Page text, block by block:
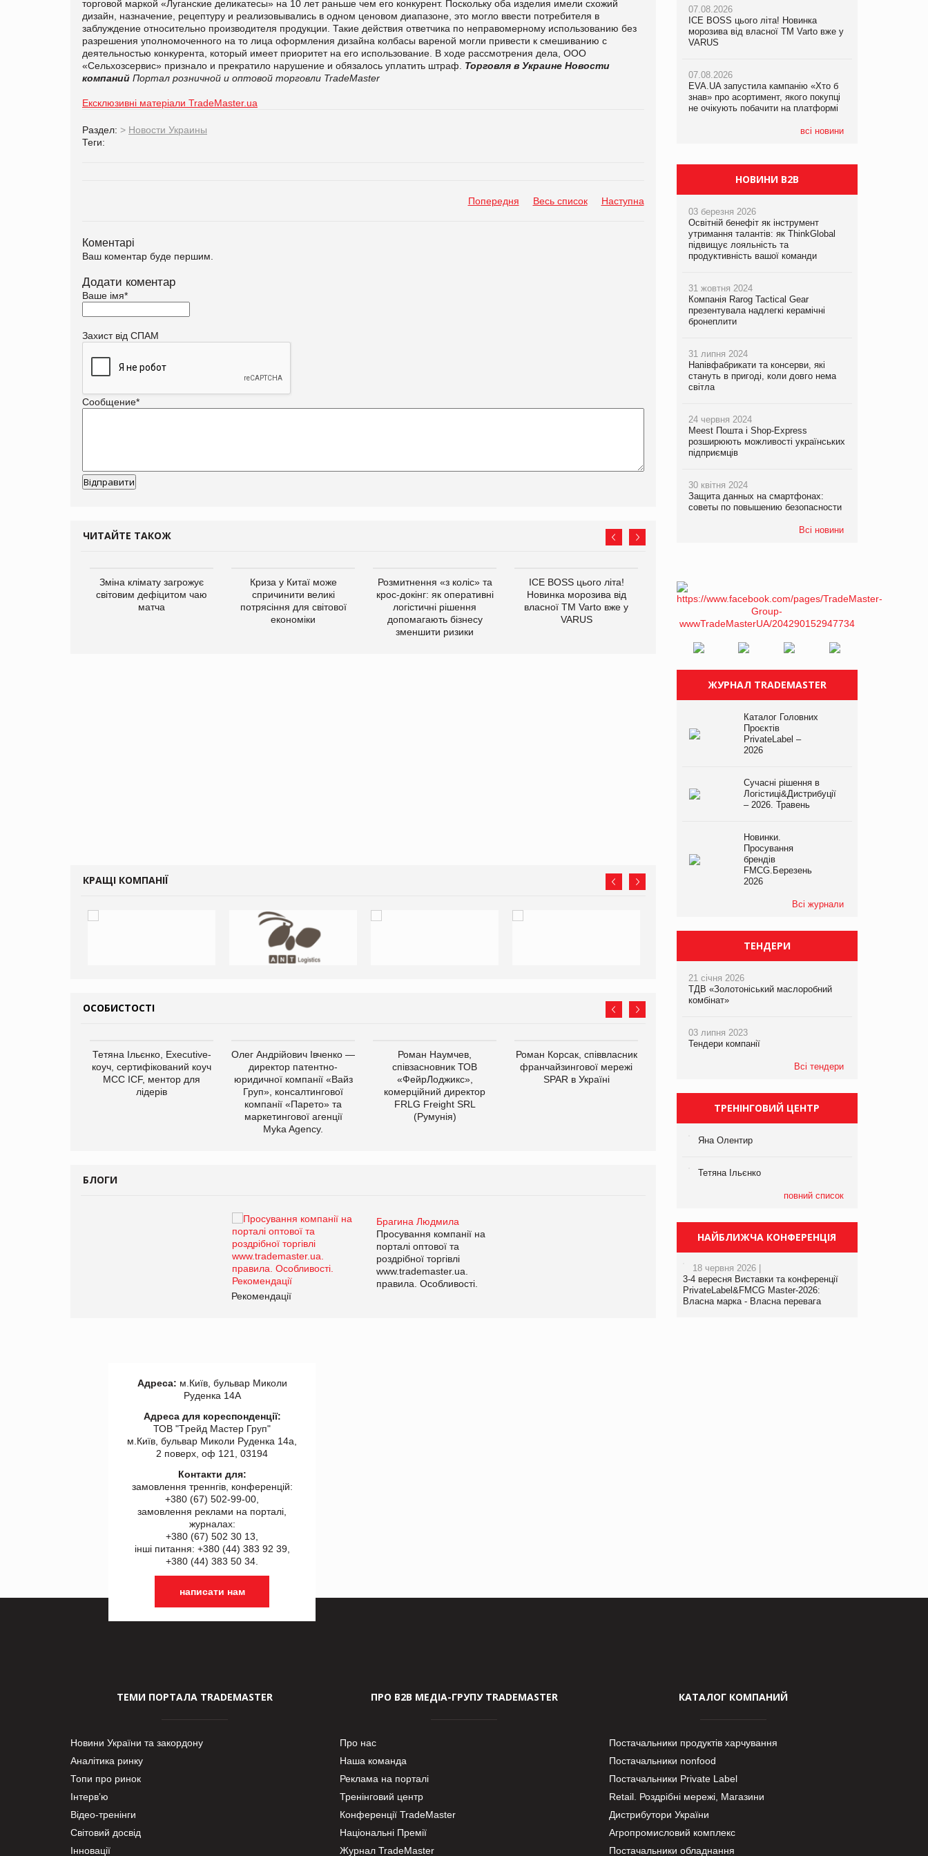
торговой маркой «Луганские деликатесы» на 10 лет раньше чем его конкурент. Поскольку оба изделия имели схожий
дизайн, назначение, рецептуру и реализовывались в одном ценовом диапазоне, это могло ввести потребителя в
заблуждение относительно производителя продукции. Такие действия ответчика по неправомерному использованию без
разрешения уполномоченного на то лица оформления дизайна колбасы вареной могли привести к смешиванию с
деятельностью конкурента, который имеет приоритет на его использование. В ходе рассмотрения дела, ООО
«Сельхозсервис» признало и прекратило нарушение и обязалось уплатить штраф. Торговля в Украине Новости
компаний Портал розничной и оптовой торговли TradeMaster
Ексклюзивні матеріали TradeMaster.ua
Раздел: > Новости Украины
Теги:
Попередня Весь список Наступна
Коментарі
Ваш коментар буде першим.
Додати коментар
Ваше імя*
Захист від СПАМ
Сообщение*
ЧИТАЙТЕ ТАКОЖ
Зміна клімату загрожує
світовим дефіцитом чаю
матча
Криза у Китаї може
спричинити великі
потрясіння для світової
економіки
Розмитнення «з коліс» та
крос-докінг: як оперативні
логістичні рішення
допомагають бізнесу
зменшити ризики
ICE BOSS цього літа!
Новинка морозива від
власної ТМ Varto вже у
VARUS
EVA.UA запустила
кампанію «Хто б знав» про
асортимент, якого покупці
не очікують побачити на
збиток у першому півріччі
КРАЩІ КОМПАНІЇ
ОСОБИСТОСТІ
Тетяна Ільєнко, Executive-
коуч, сертифікований коуч
МСС ICF, ментор для
лідерів
Олег Андрійович Івченко —
директор патентно-
юридичної компанії «Вайз
Груп», консалтингової
компанії «Парето» та
маркетингової агенції
Myka Agency.
Роман Наумчев,
співзасновник ТОВ
«ФейрЛоджикс»,
комерційний директор
FRLG Freight SRL
(Румунія)
Роман Корсак, співвласник
франчайзингової мережі
SPAR в Україні
виробництва
компанії «УкраМарин»
БЛОГИ
Брагина Людмила
Просування компанії на
порталі оптової та
роздрібної торгівлі
www.trademaster.ua.
правила. Особливості.
Рекомендації
Брагина Людмила
Просування компанії на
www.trademaster.ua.
правила. Особливості.
07.08.2026
ICE BOSS цього літа! Новинка
морозива від власної ТМ Varto вже у
VARUS
07.08.2026
EVA.UA запустила кампанію «Хто б
знав» про асортимент, якого покупці
не очікують побачити на платформі
всі новини
06.08.2026
Смачна новинка для хвостатих: у
VARUS з’явилися паучі Varto Paw
05.08.2026
Мережа супермаркетів VARUS купує
мережу магазинів формату
компанія налічуватиме 374 магазини
07.08.2026
Франція заборонила рекламні дзвінки
НОВИНИ B2B
03 березня 2026
Освітній бенефіт як інструмент
утримання талантів: як ThinkGlobal
підвищує лояльність та
продуктивність вашої команди
31 жовтня 2024
Компанія Rarog Tactical Gear
презентувала надлегкі керамічні
бронеплити
31 липня 2024
Напівфабрикати та консерви, які
стануть в пригоді, коли довго нема
світла
24 червня 2024
Meest Пошта і Shop-Express
розширюють можливості українських
підприємців
30 квітня 2024
Защита данных на смартфонах:
советы по повышению безопасности
Всі новини
ЖУРНАЛ TRADEMASTER
Каталог Головних
Проєктів
PrivateLabel –
2026
Сучасні рішення в
Логістиці&Дистрибуції
– 2026. Травень
Новинки.
Просування
брендів
FMCG.Березень
2026
Всі журнали
ТЕНДЕРИ
21 січня 2026
ТДВ «Золотоніський маслоробний
комбінат»
03 липня 2023
Тендери компанії
Всі тендери
ТРЕНІНГОВИЙ ЦЕНТР
Яна Олентир
Тетяна Ільєнко
повний список
НАЙБЛИЖЧА КОНФЕРЕНЦІЯ
18 червня 2026 |
3-4 вересня Виставки та конференції
PrivateLabel&FMCG Master-2026:
Власна марка - Власна перевага
Адреса: м.Київ, бульвар Миколи
Руденка 14А
Адреса для кореспонденції:
ТОВ "Tрейд Мастер Груп"
м.Київ, бульвар Миколи Руденка 14а,
2 поверх, оф 121, 03194
Контакти для:
замовлення треннгів, конференцій:
+380 (67) 502-99-00,
замовлення реклами на порталі,
журналах:
+380 (67) 502 30 13,
інші питання: +380 (44) 383 92 39,
+380 (44) 383 50 34.
написати нам
ТЕМИ ПОРТАЛА TRADEMASTER
Новини України та закордону
Аналітика ринку
Топи про ринок
Інтерв’ю
Відео-тренінги
Світовий досвід
Інновації
ПРО В2В МЕДІА-ГРУПУ TRADEMASTER
Про нас
Наша команда
Реклама на порталі
Тренінговий центр
Конференції TradeMaster
Національні Премії
Журнал TradeMaster
КАТАЛОГ КОМПАНИЙ
Постачальники продуктів харчування
Постачальники nonfood
Постачальники Private Label
Retail. Роздрібні мережі, Магазини
Дистрибутори України
Агропромисловий комплекс
Постачальники обладнання